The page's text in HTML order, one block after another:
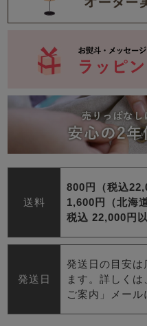
送料
800円（税込
1,600円（北海
税込 22,000円
発送日
発送日の目安は
ます。詳しく
ご案内」メール